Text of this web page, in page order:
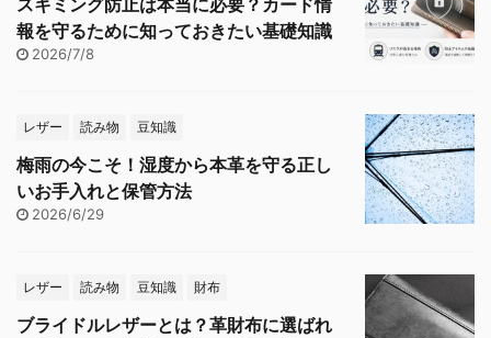
スキミング防止は本当に必要？カード情
報を守るために知っておきたい基礎知識
2026/7/8
レザー 読み物 豆知識
梅雨の今こそ！湿度から本革を守る正し
いお手入れと保管方法
2026/6/29
レザー 読み物 豆知識 財布
ブライドルレザーとは？革財布に選ばれ